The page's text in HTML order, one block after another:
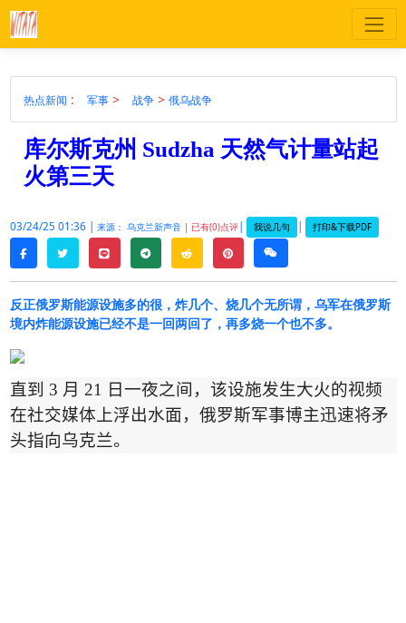
热点新闻 : 军事> 战争 > 俄乌战争
库尔斯克州 Sudzha 天然气计量站起
火第三天
03/24/25 01:36 | 来源： 乌克兰新声音 | 已有(0)点评| 我说几句 | 打印&下载PDF
facebooktwitterline telegramreddit pinterestweixin
反正俄罗斯能源设施多的很，炸几个、烧几个无所谓，乌军在俄罗斯
境内炸能源设施已经不是一回两回了，再多烧一个也不多。
直到 3 月 21
日一夜之间，该设施发生大火的视频
在社交媒体上浮出水面，俄罗斯军事博主迅速将矛
头指向乌克兰。